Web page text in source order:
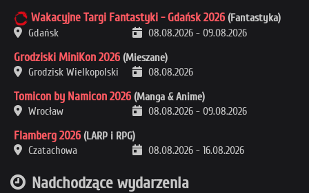
Wakacyjne Targi Fantastyki - Gdańsk 2026 (Fantastyka)
Gdańsk
08.08.2026 - 09.08.2026
Grodziski MiniKon 2026 (Mieszane)
Grodzisk Wielkopolski
08.08.2026
Tomicon by Namicon 2026 (Manga & Anime)
Wrocław
08.08.2026 - 09.08.2026
Flamberg 2026 (LARP i RPG)
Czatachowa
08.08.2026 - 16.08.2026
Nadchodzące wydarzenia